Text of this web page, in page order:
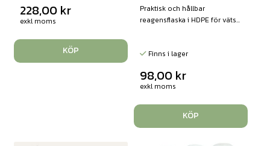
228,00 kr
exkl moms
KÖP
Praktisk och hållbar
reagensflaska i HDPE för väts...
Finns i lager
98,00 kr
exkl moms
KÖP